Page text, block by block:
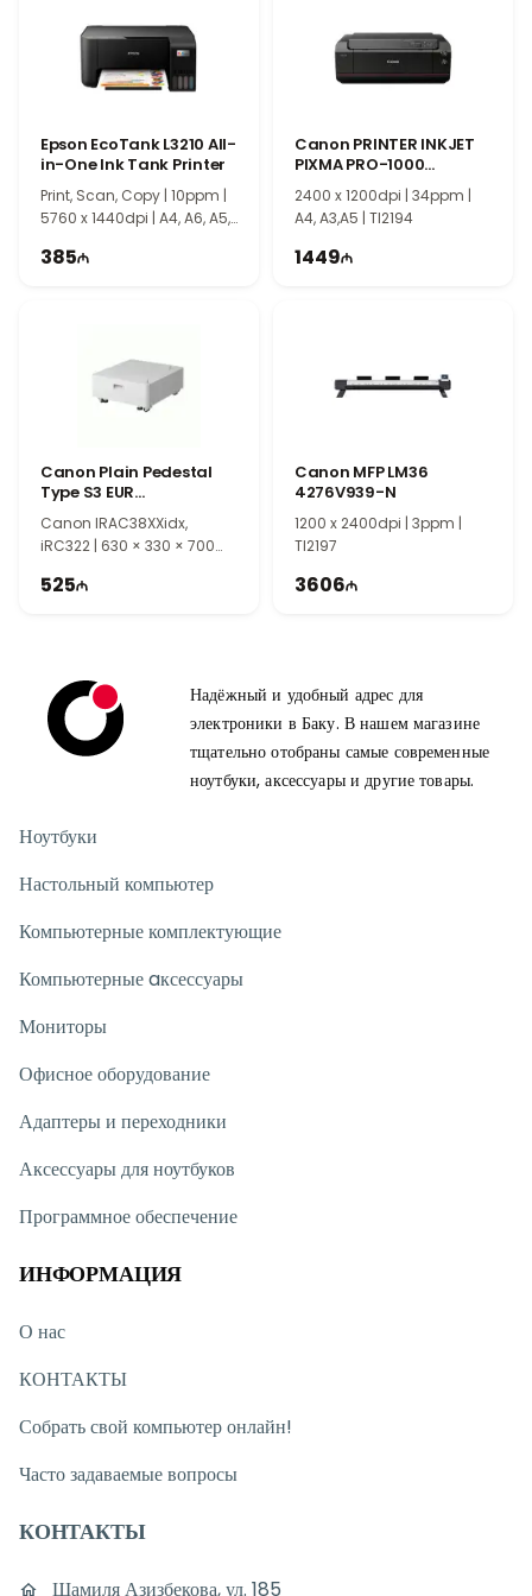
и средних офисах.
Почему стоит выбрать Canon ImageRUNNER 2224
5942C001AA?
высокое качество печати, стабильную производительность и
многофункциональность. Надежность, удобство использования
и эффективность делают эту модель отличным выбором для
ежедневной работы с документами в офисе.
Epson EcoTank L3210 All-
in-One Ink Tank Printer
Print, Scan, Copy | 10ppm |
5760 x 1440dpi | A4, A6, A5,
385
Canon PRINTER INKJET
PIXMA PRO-1000
0608C009AD
2400 x 1200dpi | 34ppm |
A4, A3,A5 | TI2194
1449
Canon Plain Pedestal
Type S3 EUR
5545C001AA
Canon IRAC38XXidx,
iRC322 | 630 × 330 × 700
525
Canon MFP LM36
4276V939-N
1200 x 2400dpi | 3ppm |
TI2197
3606
Надёжный и удобный адрес для
электроники в Баку. В нашем магазине
тщательно отобраны самые современные
ноутбуки, аксессуары и другие товары.
Ноутбуки
Настольный компьютер
Компьютерные комплектующие
Компьютерные aксессуары
Мониторы
Офисное оборудование
Адаптеры и переходники
Аксессуары для ноутбуков
Программное обеспечение
ИНФОРМАЦИЯ
О нас
КОНТАКТЫ
Собрать свой компьютер онлайн!
Часто задаваемые вопросы
КОНТАКТЫ
Шамиля Азизбекова, ул. 185